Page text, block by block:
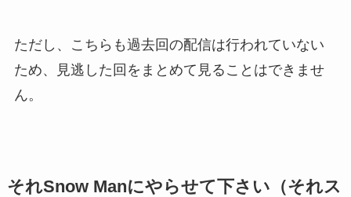
ただし、こちらも過去回の配信は行われていない
ため、見逃した回をまとめて見ることはできませ
ん。
それSnow Manにやらせて下さい（それス